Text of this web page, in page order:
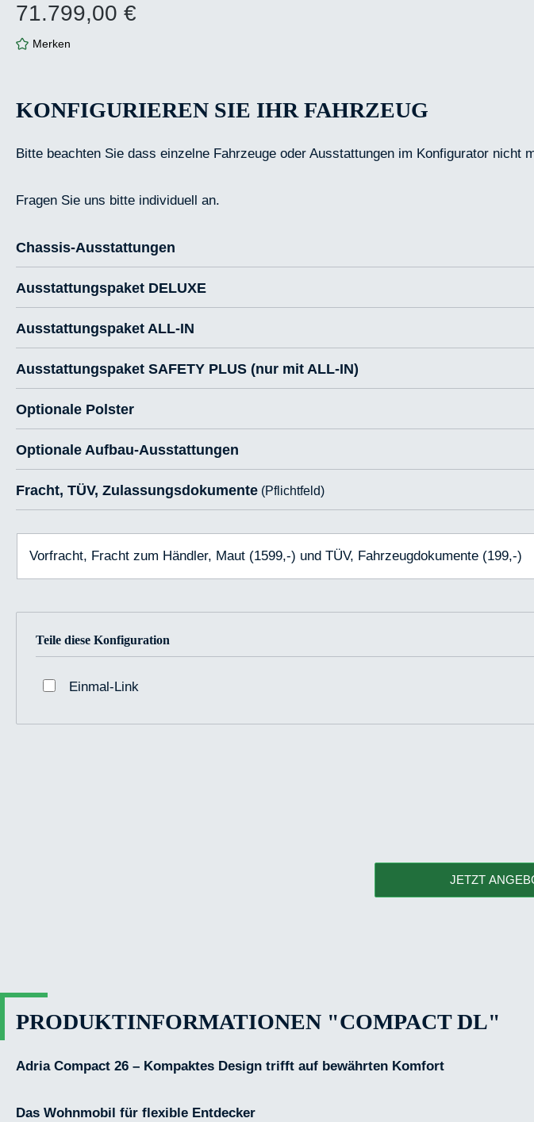
Regulärer Preis:
71.799,00 €
Merken
KONFIGURIEREN SIE IHR FAHRZEUG
Bitte beachten Sie dass einzelne Fahrzeuge oder Ausstattungen im Konfigurator nicht
Fragen Sie uns bitte individuell an.
Chassis-Ausstattungen
Ausstattungspaket DELUXE
Ausstattungspaket ALL-IN
Ausstattungspaket SAFETY PLUS (nur mit ALL-IN)
Optionale Polster
Optionale Aufbau-Ausstattungen
Fracht, TÜV, Zulassungsdokumente (Pflichtfeld)
Vorfracht, Fracht zum Händler, Maut (1599,-) und TÜV, Fahrzeugdokumente (199,-)
Teile diese Konfiguration
Einmal-Link
JETZT
PRODUKTINFORMATIONEN "COMPACT DL"
Adria Compact 26 – Kompaktes Design trifft auf bewährten Komfort
Das Wohnmobil für flexible Entdecker